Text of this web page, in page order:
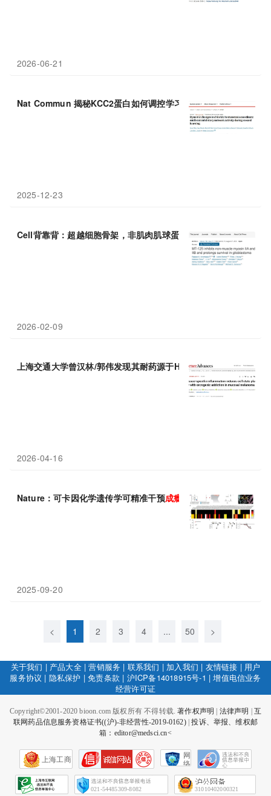
2026-06-21
Nat Commun 揭秘KCC2蛋白如何调控学习与成瘾风险
2025-12-23
Cell背靠背：超越细胞骨架，非肌肉肌球蛋白 II抑制剂重塑胶质母
2026-02-09
上海交通大学曾汉林/郭伟发现其耐药源于HER2/3“成瘾”，靶向抑
2026-04-16
Nature：可卡因化学遗传学可精准干预成瘾 回路
2025-09-20
< 1 2 3 4 ... 50 >
关于我们 | 产品大全|营销服务 | 联系我们 | 加入我们 | 友情链接 | 用户
服务协议 | 隐私保护 |免责条款 | 沪ICP备14018915号-1 |增值电信业务
经营许可证
Copyright©2001-2020 bioon.com 版权所有 不得转载.著作权声明 法律声明
互
联网药品信息服务资格证书((沪)-非经营性-2019-0162)|投诉、举报、维权邮
箱：editor@medsci.cn<
上海工商
网
络
会
征
021-54485309-8082 31010402000321